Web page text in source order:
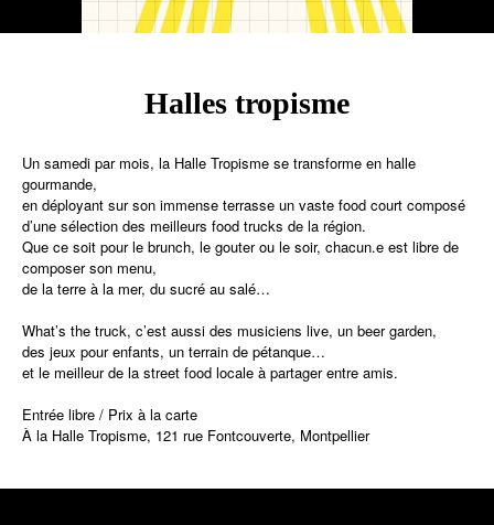
Halles tropisme
Un samedi par mois, la Halle Tropisme se transforme en halle
gourmande,
en déployant sur son immense terrasse un vaste food court composé
d’une sélection des meilleurs food trucks de la région.
Que ce soit pour le brunch, le gouter ou le soir, chacun.e est libre de
composer son menu,
de la terre à la mer, du sucré au salé…
What’s the truck, c’est aussi des musiciens live, un beer garden,
des jeux pour enfants, un terrain de pétanque…
et le meilleur de la street food locale à partager entre amis.
Entrée libre / Prix à la carte
À la Halle Tropisme, 121 rue Fontcouverte, Montpellier